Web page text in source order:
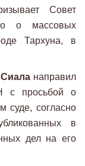
Совет
о массовых
Тархуна, в
направил
с просьбой о
суде, согласно
в
дел на его